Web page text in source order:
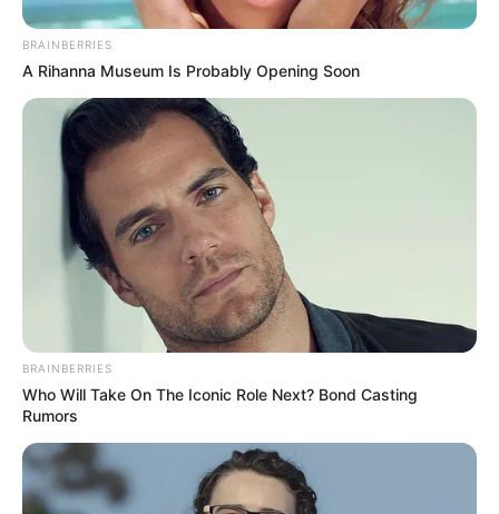
BRAINBERRIES
A Rihanna Museum Is Probably Opening Soon
BRAINBERRIES
Who Will Take On The Iconic Role Next? Bond Casting
Rumors